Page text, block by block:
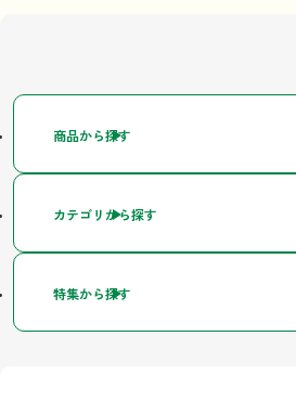
商品から探す
カテゴリから探す
特集から探す